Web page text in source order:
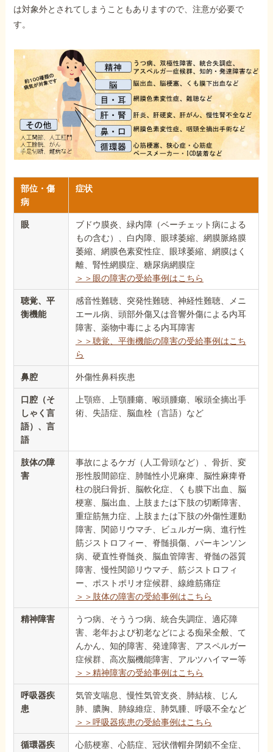
は対象外とされてしまうこともありますので、注意が必要で
す。
部位・傷
病
症状
眼
ブドウ膜炎、緑内障（ベーチェット病による
もの含む）、白内障、眼球萎縮、網膜脈絡膜
萎縮、網膜色素変性症、眼球萎縮、網膜はく
離、腎性網膜症、糖尿病網膜症
＞＞眼の障害の受給事例はこちら
聴覚、平
衡機能
感音性難聴、突発性難聴、神経性難聴、メニ
エール病、頭部外傷又は音響外傷による内耳
障害、薬物中毒による内耳障害
＞＞聴覚、平衡機能の障害の受給事例はこち
ら
鼻腔 外傷性鼻科疾患
口腔（そ
しゃく言
語）、言
語
上顎癌、上顎腫瘍、喉頭腫瘍、喉頭全摘出手
術、失語症、脳血栓（言語）など
肢体の障
害
事故によるケガ（人工骨頭など）、骨折、変
形性股間節症、肺髄性小児麻痺、脳性麻痺脊
柱の脱臼骨折、脳軟化症、くも膜下出血、脳
梗塞、脳出血、上肢または下肢の切断障害、
重症筋無力症、上肢または下肢の外傷性運動
障害、関節リウマチ、ビュルガー病、進行性
筋ジストロフィー、脊髄損傷、パーキンソン
病、硬直性脊髄炎、脳血管障害、脊髄の器質
障害、慢性関節リウマチ、筋ジストロフィ
ー、ポストポリオ症候群、線維筋痛症
＞＞肢体の障害の受給事例はこちら
精神障害
うつ病、そううつ病、統合失調症、適応障
害、老年および初老などによる痴呆全般、て
んかん、知的障害、発達障害、アスペルガー
症候群、高次脳機能障害、アルツハイマー等
＞＞精神障害の受給事例はこちら
呼吸器疾
患
気管支喘息、慢性気管支炎、肺結核、じん
肺、膿胸、肺線維症、肺気腫、呼吸不全など
＞＞呼吸器疾患の受給事例はこちら
循環器疾
心筋梗塞、心筋症、冠状僧帽弁閉鎖不全症、